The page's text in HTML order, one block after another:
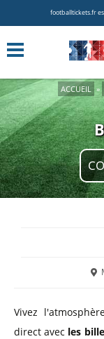
footballtickets.fr
ACCUEIL »
Vivez
direct avec les